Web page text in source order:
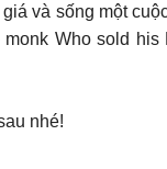
và sống một
Who sold
nhé!